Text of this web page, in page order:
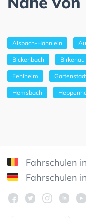
Alsbach-Hähnlein
Bickenbach Birkenau
Fehlheim
Hemsbach
Fahrschulen
Fahrschulen